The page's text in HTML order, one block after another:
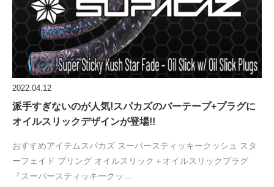
2022.04.12
派手すぎないのが人気!スパカズのバーテープ+プラグに
オイルスリックデザインが登場!!
おすすめアイテムスパカズ スーパースティッキークッシュ スタ
ーフェイド ブリング オイルスリック＋オイルスリックプラグ
『スーパースティッキークッ…